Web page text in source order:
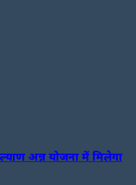
अन्न योजना में मिलेगा